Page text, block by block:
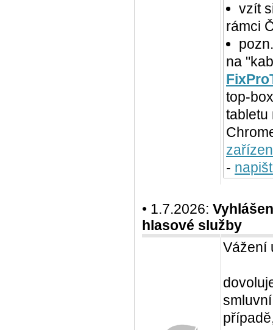
vzít
rámci
na
top-
tabletu
-
• 1.7.2026:
hlasové služby
Vážení